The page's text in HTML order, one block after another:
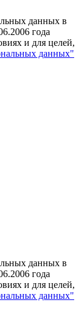
данных в
года
и для целей,
данных"
данных в
года
и для целей,
данных"